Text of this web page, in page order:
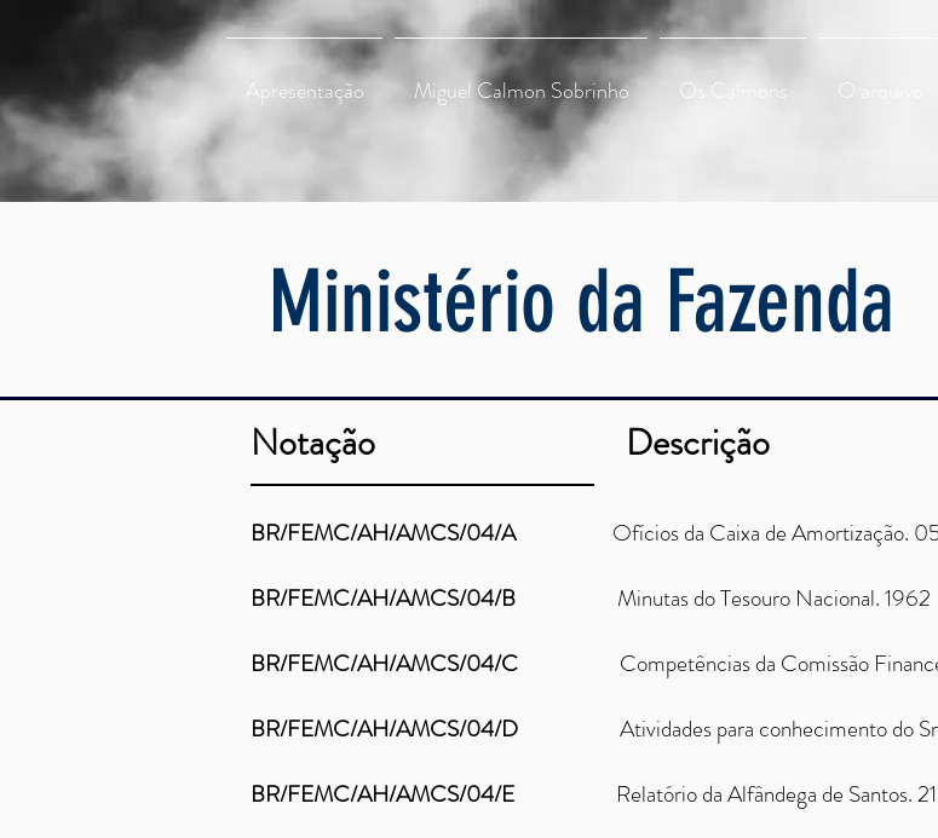
Apresentação Miguel Calmon Sobrinho Os Calmons
Ministério da Fazenda
Notação Descrição
BR/FEMC/AH/AMCS/04/A Ofícios da Caixa de Amortização.
BR/FEMC/AH/AMCS/04/B Minutas do Tesouro Nacional. 1962
BR/FEMC/AH/AMCS/04/C Competências da Comissão
BR/FEMC/AH/AMCS/04/D Atividades para conhecimento do
BR/FEMC/AH/AMCS/04/E Relatório da Alfândega de Santos.